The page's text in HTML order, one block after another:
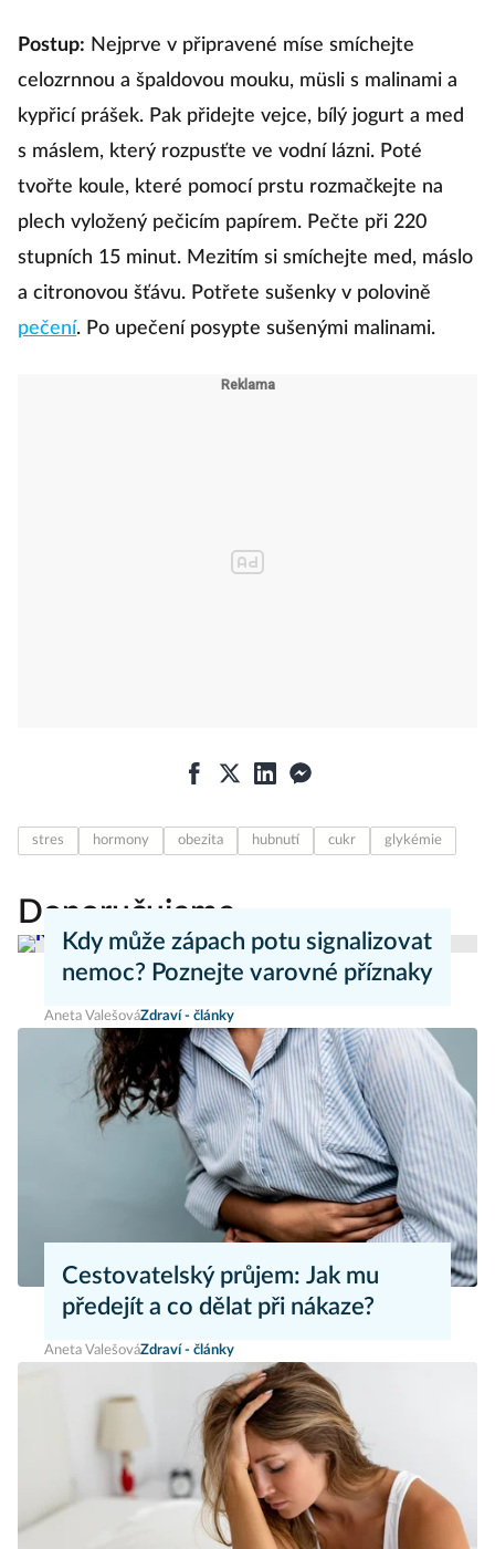
Postup: Nejprve v připravené míse smíchejte
celozrnnou a špaldovou mouku, müsli s malinami a
kypřicí prášek. Pak přidejte vejce, bílý jogurt a med
s máslem, který rozpusťte ve vodní lázni. Poté
tvořte koule, které pomocí prstu rozmačkejte na
plech vyložený pečicím papírem. Pečte při 220
stupních 15 minut. Mezitím si smíchejte med, máslo
a citronovou šťávu. Potřete sušenky v polovině
pečení. Po upečení posypte sušenými malinami.
stres hormony obezita hubnutí cukr glykémie
Doporučujeme
Kdy může zápach potu signalizovat
nemoc? Poznejte varovné příznaky
Aneta ValešováZdraví - články
Cestovatelský průjem: Jak mu
předejít a co dělat při nákaze?
Aneta ValešováZdraví - články